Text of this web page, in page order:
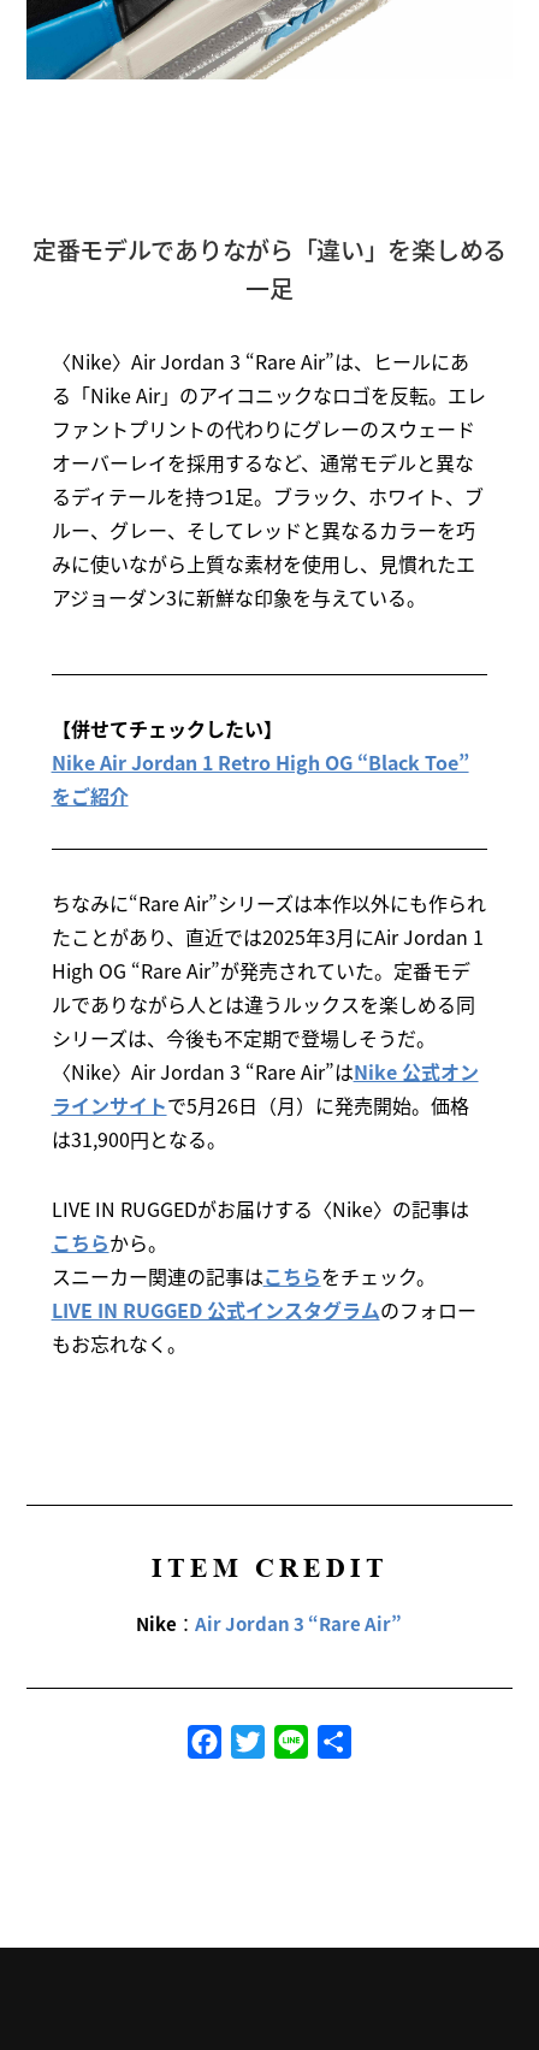
定番モデルでありながら「違い」を楽しめる
一足
〈Nike〉Air Jordan 3 “Rare Air”は、ヒールにあ
る「Nike Air」のアイコニックなロゴを反転。エレ
ファントプリントの代わりにグレーのスウェード
オーバーレイを採用するなど、通常モデルと異な
るディテールを持つ1足。ブラック、ホワイト、ブ
ルー、グレー、そしてレッドと異なるカラーを巧
みに使いながら上質な素材を使用し、見慣れたエ
アジョーダン3に新鮮な印象を与えている。
【併せてチェックしたい】
Nike Air Jordan 1 Retro High OG “Black Toe”
をご紹介
ちなみに“Rare Air”シリーズは本作以外にも作られ
たことがあり、直近では2025年3月にAir Jordan 1
High OG “Rare Air”が発売されていた。定番モデ
ルでありながら人とは違うルックスを楽しめる同
シリーズは、今後も不定期で登場しそうだ。
〈Nike〉Air Jordan 3 “Rare Air”はNike 公式オン
ラインサイトで5月26日（月）に発売開始。価格
は31,900円となる。
LIVE IN RUGGEDがお届けする〈Nike〉の記事は
こちらから。
スニーカー関連の記事はこちらをチェック。
LIVE IN RUGGED 公式インスタグラムのフォロー
もお忘れなく。
ITEM CREDIT
Nike ：Air Jordan 3 “Rare Air”
FacebookTwitterLine